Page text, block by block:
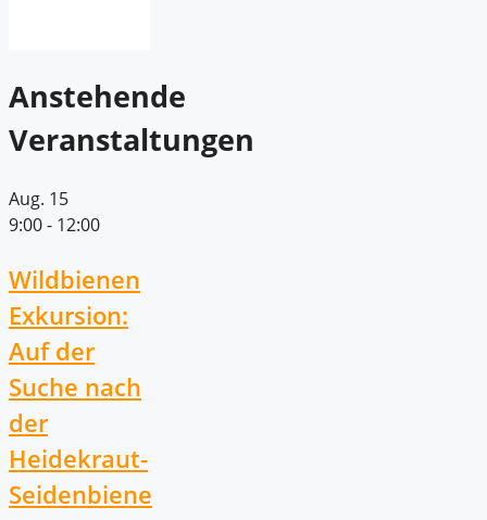
Anstehende
Veranstaltungen
Aug. 15
9:00- 12:00
Wildbienen
Exkursion:
Auf der
Suche nach
der
Heidekraut-
Seidenbiene